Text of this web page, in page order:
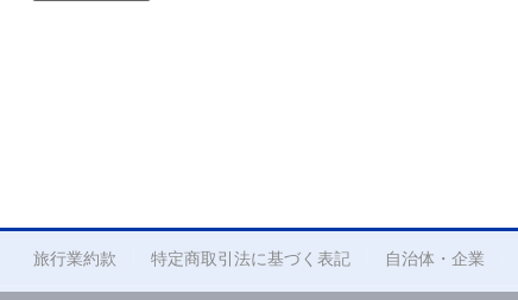
旅行業約款 特定商取引法に基づく表記 自治体・企業